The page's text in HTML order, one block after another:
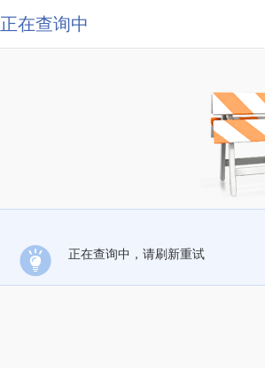
正在查询中
正在查询中，请刷新重试